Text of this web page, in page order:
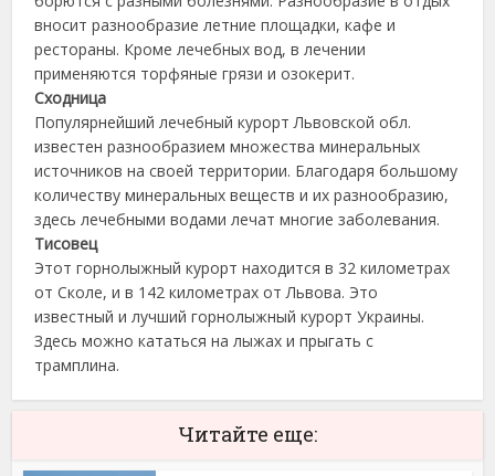
вносит разнообразие летние площадки, кафе и
рестораны. Кроме лечебных вод, в лечении
применяются торфяные грязи и озокерит.
Сходница
Популярнейший лечебный курорт Львовской обл.
известен разнообразием множества минеральных
источников на своей территории. Благодаря большому
количеству минеральных веществ и их разнообразию,
здесь лечебными водами лечат многие заболевания.
Тисовец
Этот горнолыжный курорт находится в 32 километрах
от Сколе, и в 142 километрах от Львова. Это
известный и лучший горнолыжный курорт Украины.
Здесь можно кататься на лыжах и прыгать с
трамплина.
Читайте еще: